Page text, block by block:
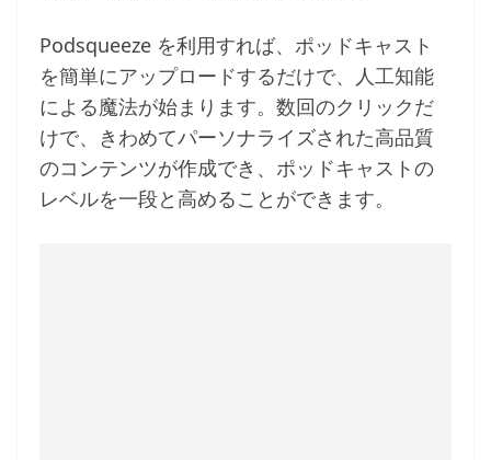
Podsqueeze を利用すれば、ポッドキャスト
を簡単にアップロードするだけで、人工知能
による魔法が始まります。数回のクリックだ
けで、きわめてパーソナライズされた高品質
のコンテンツが作成でき、ポッドキャストの
レベルを一段と高めることができます。